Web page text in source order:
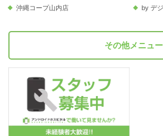
沖縄コープ山内店
by デ
その他メニュー